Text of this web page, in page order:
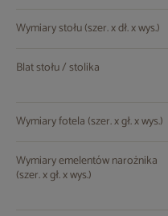
Wymiary stołu (szer. x dł. x wys.)
Blat stołu / stolika
Wymiary fotela (szer. x gł. x wys.)
Wymiary emelentów narożnika
(szer. x gł. x wys.)